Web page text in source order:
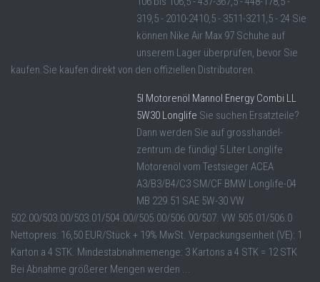
319,5 - 2010-2410,5 - 3511-3211,5 - 24 Sie
können Nike Air Max 97 Schuhe auf
unserem Lager überprüfen, bevor Sie
kaufen.Sie kaufen direkt von den offiziellen Distributoren.
5l Motorenöl Mannol Energy Combi LL
5W30 Longlife Sie suchen Ersatzteile?
Dann werden Sie auf grosshandel-
zentrum.de fündig! 5 Liter Longlife
Motorenöl vom Testsieger ACEA
A3/B3/B4/C3 SM/CF BMW Longlife-04
MB 229.51 SAE 5W-30 VW
502.00/503.00/503.01/504.00//505.00/506.00/507. VW 505.01/506.0
Nettopreis: 16,50 EUR/Stück + 19% MwSt. Verpackungseinheit (VE): 1
Karton a 4 STK. Mindestabnahmemenge: 3 Kartons a 4 STK = 12 STK
Bei Abnahme größerer Mengen werden ...